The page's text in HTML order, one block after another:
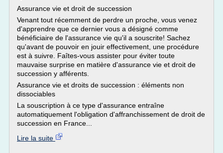
Assurance vie et droit de succession
Venant tout récemment de perdre un proche, vous venez
d'apprendre que ce dernier vous a désigné comme
bénéficiaire de l'assurance vie qu'il a souscrite! Sachez
qu'avant de pouvoir en jouir effectivement, une procédure
est à suivre. Faîtes-vous assister pour éviter toute
mauvaise surprise en matière d'assurance vie et droit de
succession y afférents.
Assurance vie et droits de succession : éléments non
dissociables
La souscription à ce type d'assurance entraîne
automatiquement l'obligation d'affranchissement de droit de
succession en France...
Lire la suite